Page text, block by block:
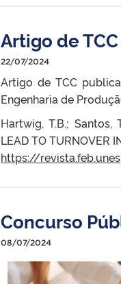
Artigo de
22/07/2024
Artigo de TCC
Engenharia de
Hartwig, T.B.; Santos,
LEAD TO TURNOVER
https://
Concurso
08/07/2024